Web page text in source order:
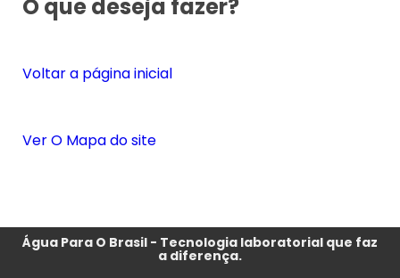
O que deseja fazer?
Voltar a página inicial
Ver O Mapa do site
Água Para O Brasil - Tecnologia laboratorial que faz
a diferença.